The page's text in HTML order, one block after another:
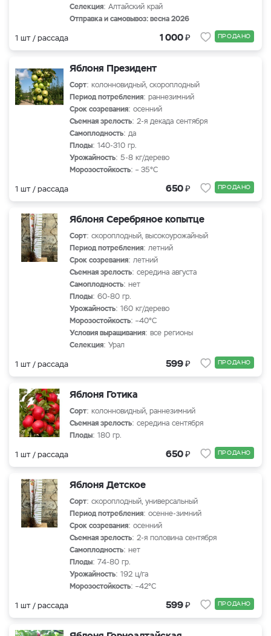
Селекция: Алтайский край
Отправка и самовывоз: весна 2026
1 шт / рассада 1 000₽ ПРОДАНО
Яблоня Президент
Сорт: колонновидный, скороплодный
Период потребления: раннезимний
Срок созревания: осенний
Съемная зрелость: 2-я декада сентября
Самоплодность: да
Плоды: 140-310 гр.
Урожайность: 5-8 кг/дерево
Морозостойкость: – 35°С
1 шт / рассада 650₽ ПРОДАНО
Яблоня Серебряное копытце
Сорт: скороплодный, высокоурожайный
Период потребления: летний
Срок созревания: летний
Съемная зрелость: середина августа
Самоплодность: нет
Плоды: 60-80 гр.
Урожайность: 160 кг/дерево
Морозостойкость: –40°С
Условия выращивания: все регионы
Селекция: Урал
1 шт / рассада 599₽ ПРОДАНО
Яблоня Готика
Сорт: колонновидный, раннезимний
Съемная зрелость: середина сентября
Плоды: 180 гр.
1 шт / рассада 650₽ ПРОДАНО
Яблоня Детское
Сорт: скороплодный, универсальный
Период потребления: осенне-зимний
Срок созревания: осенний
Съемная зрелость: 2-я половина сентября
Самоплодность: нет
Плоды: 74-80 гр.
Урожайность: 192 ц/га
Морозостойкость: –42°С
1 шт / рассада 599₽ ПРОДАНО